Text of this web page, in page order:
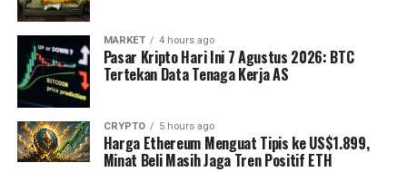
MARKET 4 hours ago
Pasar Kripto Hari Ini 7 Agustus 2026: BTC
Tertekan Data Tenaga Kerja AS
CRYPTO 5 hours ago
Harga Ethereum Menguat Tipis ke US$1.899,
Minat Beli Masih Jaga Tren Positif ETH